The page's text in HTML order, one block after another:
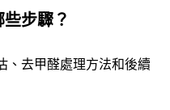
步驟？
、去甲醛處理方法和後續